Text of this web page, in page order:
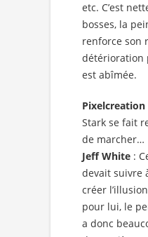
etc. C’est
bosses, la
renforce son
détérioration
est abîmée.
Pixelcreation
Stark se fait
de marcher…
Jeff White :
devait suivre
créer
pour lui, le
a donc